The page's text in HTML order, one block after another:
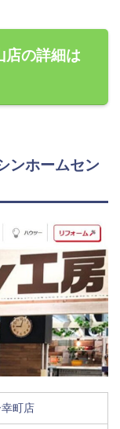
店の詳細は
ンホームセン
町店